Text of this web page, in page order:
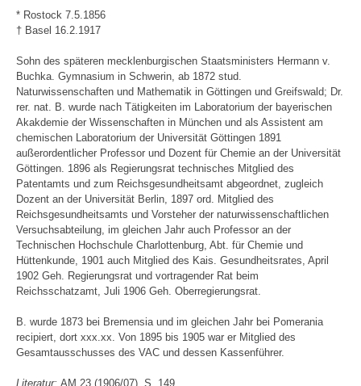
* Rostock 7.5.1856
† Basel 16.2.1917
Sohn des späteren mecklenburgischen Staatsministers Hermann v.
Buchka. Gymnasium in Schwerin, ab 1872 stud.
Naturwissenschaften und Mathematik in Göttingen und Greifswald; Dr.
rer. nat. B. wurde nach Tätigkeiten im Laboratorium der bayerischen
Akakdemie der Wissenschaften in München und als Assistent am
chemischen Laboratorium der Universität Göttingen 1891
außerordentlicher Professor und Dozent für Chemie an der Universität
Göttingen. 1896 als Regierungsrat technisches Mitglied des
Patentamts und zum Reichsgesundheitsamt abgeordnet, zugleich
Dozent an der Universität Berlin, 1897 ord. Mitglied des
Reichsgesundheitsamts und Vorsteher der naturwissenschaftlichen
Versuchsabteilung, im gleichen Jahr auch Professor an der
Technischen Hochschule Charlottenburg, Abt. für Chemie und
Hüttenkunde, 1901 auch Mitglied des Kais. Gesundheitsrates, April
1902 Geh. Regierungsrat und vortragender Rat beim
Reichsschatzamt, Juli 1906 Geh. Oberregierungsrat.
B. wurde 1873 bei Bremensia und im gleichen Jahr bei Pomerania
recipiert, dort xxx.xx. Von 1895 bis 1905 war er Mitglied des
Gesamtausschusses des VAC und dessen Kassenführer.
Literatur: AM 23 (1906/07), S. 149.